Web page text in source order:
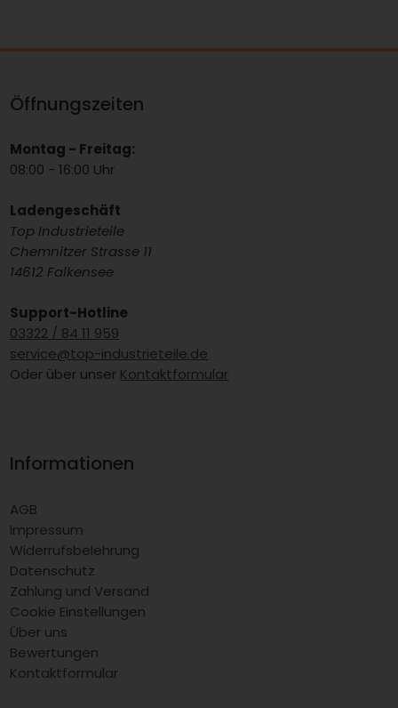
Öffnungszeiten
Montag - Freitag:
08:00 - 16:00 Uhr
Ladengeschäft
Top Industrieteile
Chemnitzer Strasse 11
14612 Falkensee
Support-Hotline
03322 / 84 11 959
service@top-industrieteile.de
Oder über unser Kontaktformular
Informationen
AGB
Impressum
Widerrufsbelehrung
Datenschutz
Zahlung und Versand
Cookie Einstellungen
Über uns
Bewertungen
Kontaktformular